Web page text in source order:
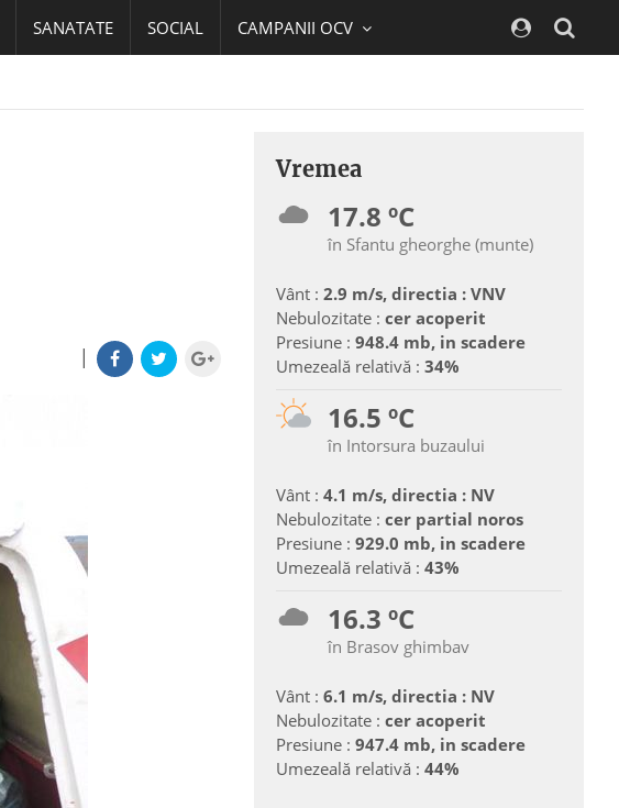
SANATATE SOCIAL CAMPANII OCV
|
Vremea
17.8 ºC
în Sfantu gheorghe (munte)
Vânt : 2.9 m/s, directia : VNV
Nebulozitate : cer acoperit
Presiune : 948.4 mb, in scadere
Umezeală relativă : 34%
16.5 ºC
în Intorsura buzaului
Vânt : 4.1 m/s, directia : NV
Nebulozitate : cer partial noros
Presiune : 929.0 mb, in scadere
Umezeală relativă : 43%
16.3 ºC
în Brasov ghimbav
Vânt : 6.1 m/s, directia : NV
Nebulozitate : cer acoperit
Presiune : 947.4 mb, in scadere
Umezeală relativă : 44%